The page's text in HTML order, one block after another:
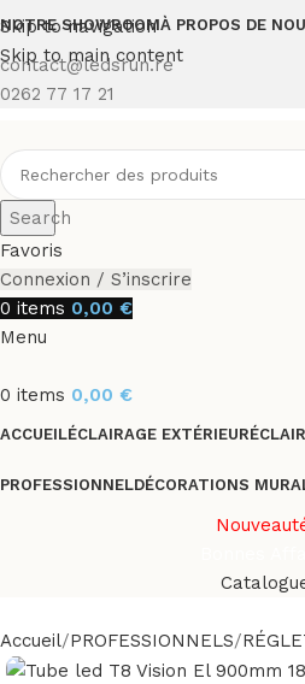
Skip to navigation
Skip to main content
NOTRE SHOWROOMÀ PROPOS DE
contact@ledsrun.re
0262 77 17 21
Search
Favoris
Connexion / S’inscrire
0 items 0,00 €
Menu
0 items 0,00 €
ACCUEILÉCLAIRAGE EXTÉRIEUR
PROFESSIONNELDÉCORATIONS
Accueil PROFESSIONNELS